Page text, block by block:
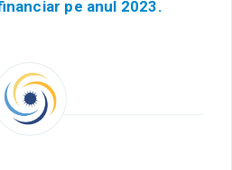
pe anul 2023.